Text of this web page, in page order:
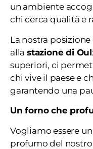
un ambiente
chi cerca qualità e
La nostra
alla stazione di
superiori, ci
chi vive il paese e
garantendo una
Un forno che
Vogliamo essere
profumo del